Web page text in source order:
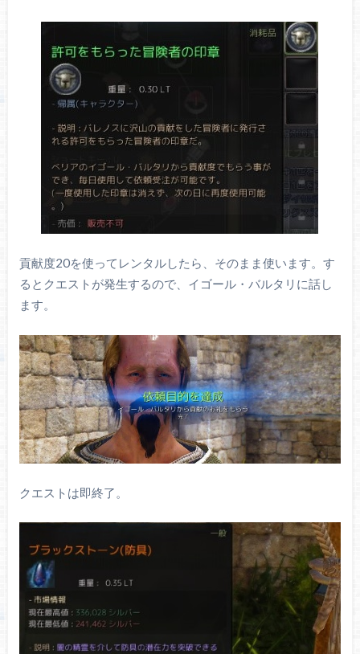
貢献度20を使ってレンタルしたら、そのまま使います。す
るとクエストが発生するので、イゴール・バルタリに話し
ます。
クエストは即終了。